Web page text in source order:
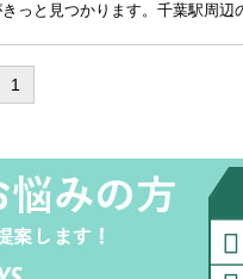
っと見つかります。千葉駅周辺
1